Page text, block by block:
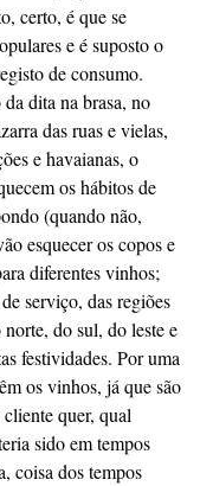
certo, é que se
e é suposto o
de consumo.
dita na brasa, no
das ruas e vielas,
e havaianas, o
os hábitos de
(quando não,
esquecer os copos e
diferentes vinhos;
serviço, das regiões
do sul, do leste e
festividades. Por uma
os vinhos, já que são
quer, qual
sido em tempos
coisa dos tempos